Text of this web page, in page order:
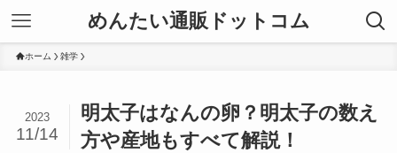
めんたい通販ドットコム
ホーム 雑学
明太子はなんの卵？明太子の数え
方や産地もすべて解説！
2023
11/14